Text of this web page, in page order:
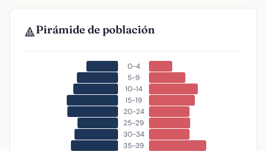
🔺Pirámide de población
0-4
5-9
10-14
15-19
20-24
25-29
30-34
35-39